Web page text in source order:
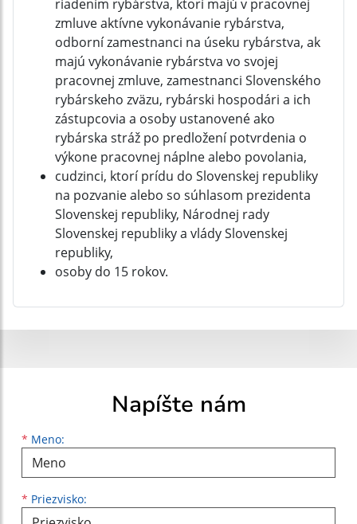
riadením rybárstva, ktorí majú v pracovnej
zmluve aktívne vykonávanie rybárstva,
odborní zamestnanci na úseku rybárstva, ak
majú vykonávanie rybárstva vo svojej
pracovnej zmluve, zamestnanci Slovenského
rybárskeho zväzu, rybárski hospodári a ich
zástupcovia a osoby ustanovené ako
rybárska stráž po predložení potvrdenia o
výkone pracovnej náplne alebo povolania,
cudzinci, ktorí prídu do Slovenskej republiky
na pozvanie alebo so súhlasom prezidenta
Slovenskej republiky, Národnej rady
Slovenskej republiky a vlády Slovenskej
republiky,
osoby do 15 rokov.
Napíšte nám
* Meno:
Meno
* Priezvisko:
Priezvisko
E-mailová adresa